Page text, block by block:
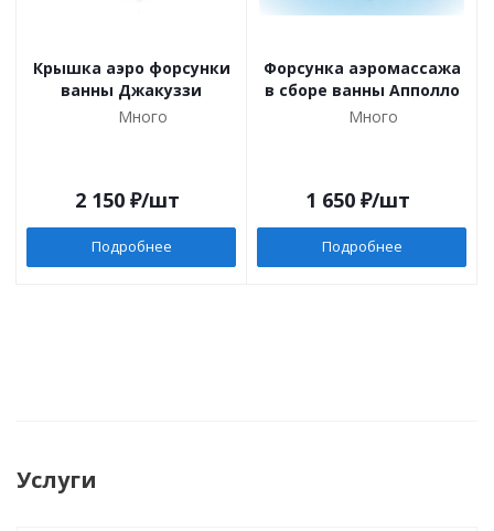
Крышка аэро форсунки
ванны Джакуззи
Много
2 150 ₽/шт
Подробнее
Форсунка аэромассажа
в сборе ванны Апполло
Много
1 650 ₽/шт
Подробнее
Услуги